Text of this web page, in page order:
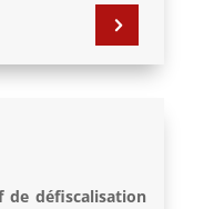
5
de défiscalisation